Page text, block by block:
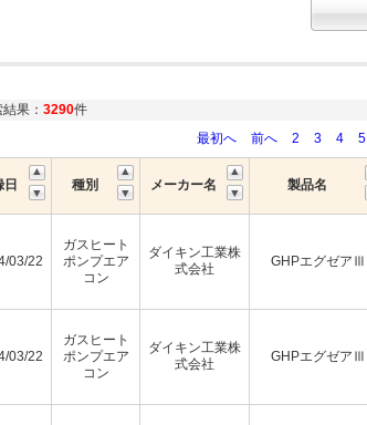
果： 3290件
最初へ
前へ 2 3 4 5
日 種別 メーカー名 製品名
03/22
ガスヒート
ポンプエア
コン
ダイキン工業株
式会社
GHPエグゼアⅢ
03/22
ガスヒート
ポンプエア
コン
ダイキン工業株
式会社
GHPエグゼアⅢ